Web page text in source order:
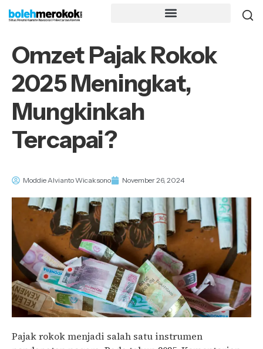
Omzet Pajak Rokok
2025 Meningkat,
Mungkinkah
Tercapai?
Moddie Alvianto Wicaksono November 26, 2024
Pajak rokok menjadi salah satu instrumen